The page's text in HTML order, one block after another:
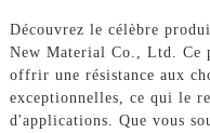
Découvrez le célèbre
New Material Co., Ltd. Ce
offrir une résistance aux
exceptionnelles, ce qui le
d'applications. Que vous